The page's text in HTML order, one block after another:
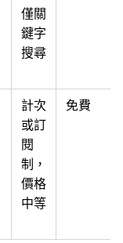
僅關
鍵字
搜尋
計次
或訂
閱
制，
價格
中等
免費